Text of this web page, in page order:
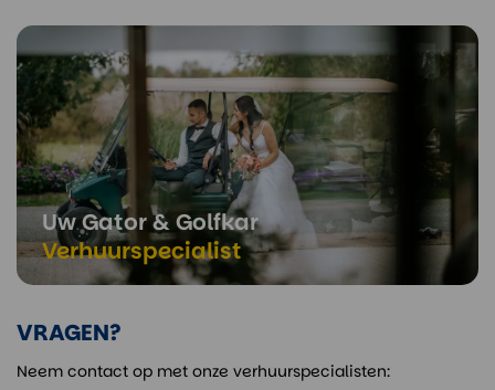
Uw Gator & Golfkar
Verhuurspecialist
VRAGEN?
Neem contact op met onze verhuurspecialisten: